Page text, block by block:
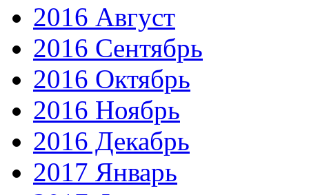
2016 Август
2016 Сентябрь
2016 Октябрь
2016 Ноябрь
2016 Декабрь
2017 Январь